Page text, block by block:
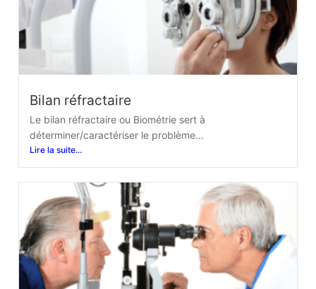
Bilan réfractaire
Le bilan réfractaire ou Biométrie sert à
déterminer/caractériser le problème...
Lire la suite...